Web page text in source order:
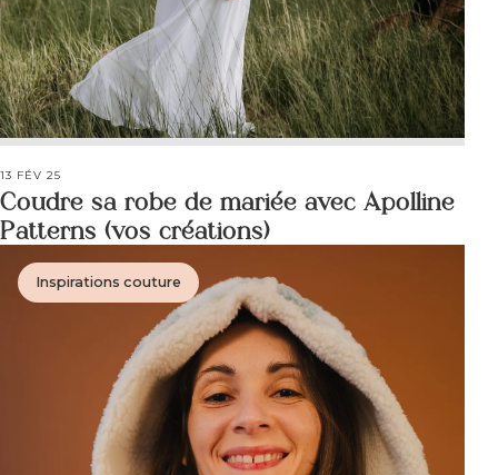
13 FÉV 25
Coudre sa robe de mariée avec Apolline
Patterns (vos créations)
Inspirations couture